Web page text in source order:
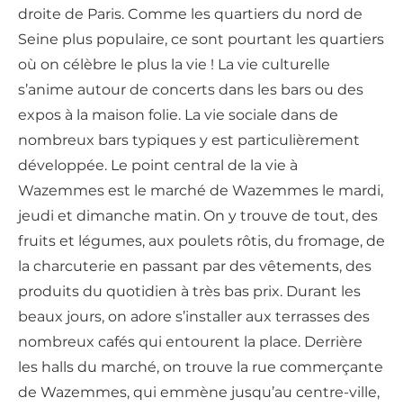
droite de Paris. Comme les quartiers du nord de
Seine plus populaire, ce sont pourtant les quartiers
où on célèbre le plus la vie ! La vie culturelle
s’anime autour de concerts dans les bars ou des
expos à la maison folie. La vie sociale dans de
nombreux bars typiques y est particulièrement
développée. Le point central de la vie à
Wazemmes est le marché de Wazemmes le mardi,
jeudi et dimanche matin. On y trouve de tout, des
fruits et légumes, aux poulets rôtis, du fromage, de
la charcuterie en passant par des vêtements, des
produits du quotidien à très bas prix. Durant les
beaux jours, on adore s’installer aux terrasses des
nombreux cafés qui entourent la place. Derrière
les halls du marché, on trouve la rue commerçante
de Wazemmes, qui emmène jusqu’au centre-ville,